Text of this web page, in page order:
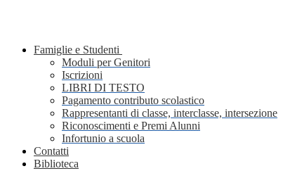
Famiglie e Studenti
Moduli per Genitori
Iscrizioni
LIBRI DI TESTO
Pagamento contributo scolastico
Rappresentanti di classe, interclasse, intersezione
Riconoscimenti e Premi Alunni
Infortunio a scuola
Contatti
Biblioteca